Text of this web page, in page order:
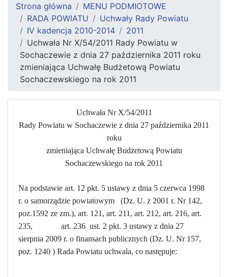
Strona główna
MENU PODMIOTOWE
RADA POWIATU
Uchwały Rady Powiatu
IV kadencja 2010-2014
2011
Uchwała Nr X/54/2011 Rady Powiatu w
Sochaczewie z dnia 27 października 2011 roku
zmieniająca Uchwałę Budżetową Powiatu
Sochaczewskiego na rok 2011
Uchwała Nr X/54/2011
Rady Powiatu w Sochaczewie z dnia 27 października 2011
roku
zmieniająca Uchwałę Budżetową Powiatu
Sochaczewskiego na rok 2011
Na podstawie art. 12 pkt. 5 ustawy z dnia 5 czerwca 1998
r. o samorządzie powiatowym (Dz. U. z 2001 r. Nr 142,
poz.1592 ze zm.), art. 121, art. 211, art. 212, art. 216, art.
235, art. 236 ust. 2 pkt. 3 ustawy z dnia 27
sierpnia 2009 r. o finansach publicznych (Dz. U. Nr 157,
poz. 1240 ) Rada Powiatu uchwala, co następuje: